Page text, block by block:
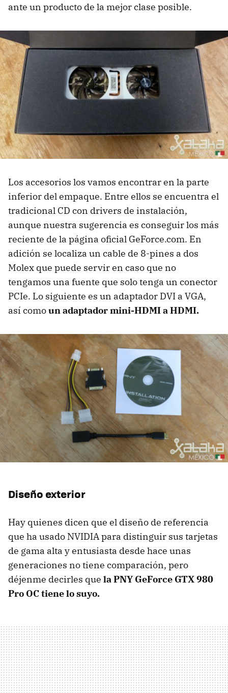
ante un producto de la mejor clase posible.
Los accesorios los vamos encontrar en la parte
inferior del empaque. Entre ellos se encuentra el
tradicional CD con drivers de instalación,
aunque nuestra sugerencia es conseguir los más
reciente de la página oficial GeForce.com. En
adición se localiza un cable de 8-pines a dos
Molex que puede servir en caso que no
tengamos una fuente que solo tenga un conector
PCIe. Lo siguiente es un adaptador DVI a VGA,
así comoun adaptador mini-HDMI a HDMI.
Diseño exterior
Hay quienes dicen que el diseño de referencia
que ha usado NVIDIA para distinguir sus tarjetas
de gama alta y entusiasta desde hace unas
generaciones no tiene comparación, pero
déjenme decirles que la PNY GeForce GTX 980
Pro OC tiene lo suyo.